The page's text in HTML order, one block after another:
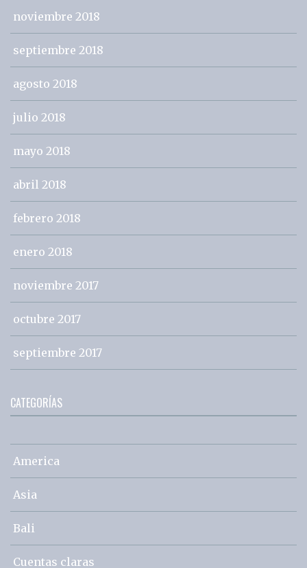
noviembre 2018
septiembre 2018
agosto 2018
julio 2018
mayo 2018
abril 2018
febrero 2018
enero 2018
noviembre 2017
octubre 2017
septiembre 2017
CATEGORÍAS
America
Asia
Bali
Cuentas claras